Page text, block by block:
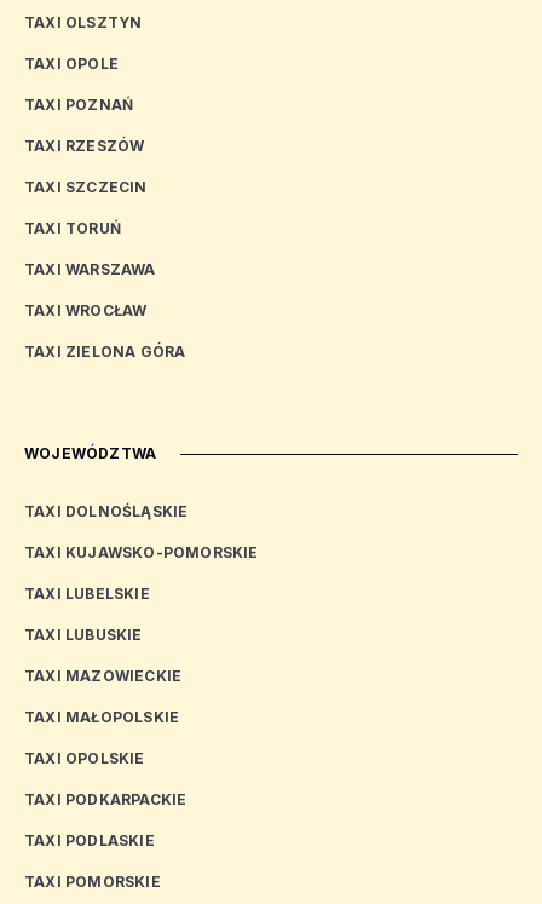
TAXI OLSZTYN
TAXI OPOLE
TAXI POZNAŃ
TAXI RZESZÓW
TAXI SZCZECIN
TAXI TORUŃ
TAXI WARSZAWA
TAXI WROCŁAW
TAXI ZIELONA GÓRA
WOJEWÓDZTWA
TAXI DOLNOŚLĄSKIE
TAXI KUJAWSKO-POMORSKIE
TAXI LUBELSKIE
TAXI LUBUSKIE
TAXI MAZOWIECKIE
TAXI MAŁOPOLSKIE
TAXI OPOLSKIE
TAXI PODKARPACKIE
TAXI PODLASKIE
TAXI POMORSKIE